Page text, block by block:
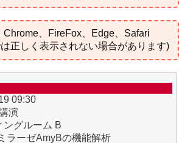
Chrome、FireFox、Edge、Safari
正しく表示されない場合があります)
09:30
演
ングルーム B
ラーゼAmyBの機能解析